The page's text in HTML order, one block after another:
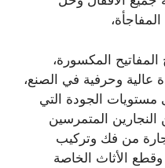
المكسورة،
عالية وحرفية في الصنع،
مستويات الجودة التي
المتمرسين
من فك وتركيب
وقطع الأثاث الخاصة